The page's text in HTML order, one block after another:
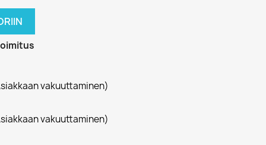
vakuuttaminen)
vakuuttaminen)